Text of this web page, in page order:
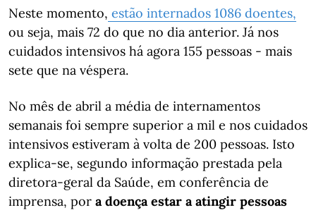
Neste momento, estão internados 1086 doentes,
ou seja, mais 72 do que no dia anterior. Já nos
cuidados intensivos há agora 155 pessoas - mais
sete que na véspera.
No mês de abril a média de internamentos
semanais foi sempre superior a mil e nos cuidados
intensivos estiveram à volta de 200 pessoas. Isto
explica-se, segundo informação prestada pela
diretora-geral da Saúde, em conferência de
imprensa, por a doença estar a atingir pessoas